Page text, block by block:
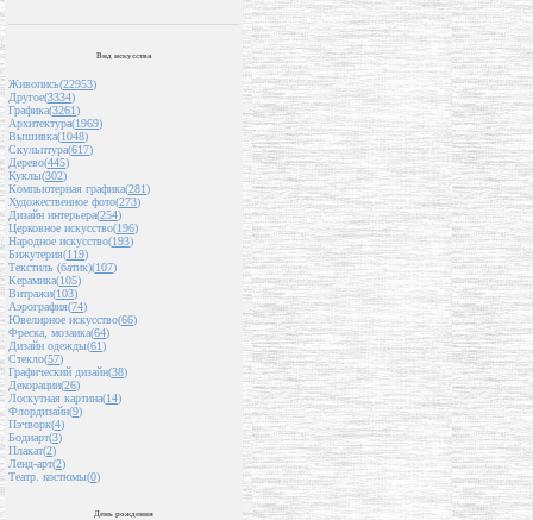
Вид искусства
Живопись(22953)
Другое(3334)
Графика(3261)
Архитектура(1969)
Вышивка(1048)
Скульптура(617)
Дерево(445)
Куклы(302)
Компьютерная графика(281)
Художественное фото(273)
Дизайн интерьера(254)
Церковное искусство(196)
Народное искусство(193)
Бижутерия(119)
Текстиль (батик)(107)
Керамика(105)
Витражи(103)
Аэрография(74)
Ювелирное искусство(66)
Фреска, мозаика(64)
Дизайн одежды(61)
Стекло(57)
Графический дизайн(38)
Декорации(26)
Лоскутная картина(14)
Флордизайн(9)
Пэчворк(4)
Бодиарт(3)
Плакат(2)
Ленд-арт(2)
Театр. костюмы(0)
День рождения